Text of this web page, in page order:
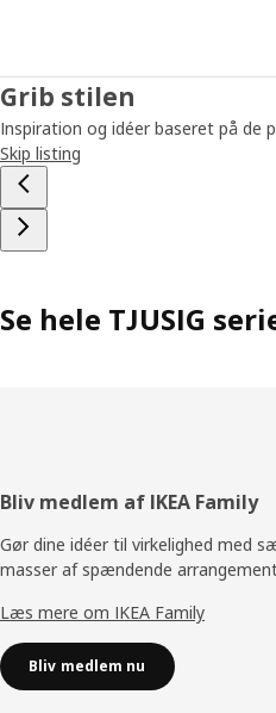
Grib stilen
Inspiration og idéer baseret på de
Skip listing
Se hele TJUSIG
Footer
Bliv medlem af IKEA Family
Gør dine idéer til virkelighed med
masser af spændende
Læs mere om IKEA Family
Bliv medlem nu